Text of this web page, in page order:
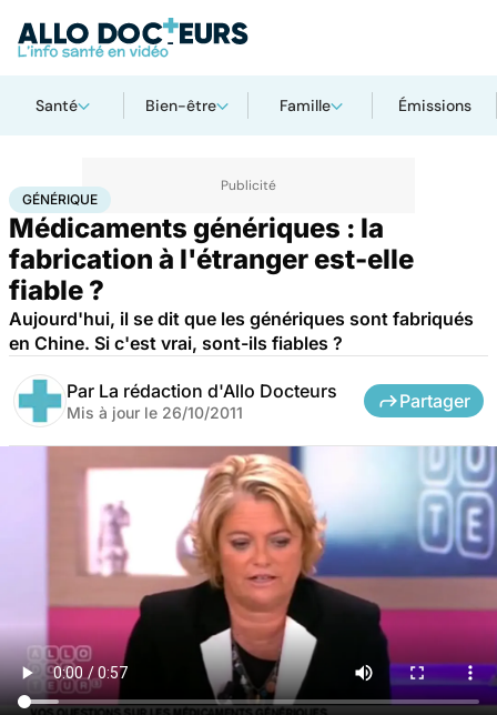
Santé Bien-être Famille Émissions
AccueilSanté Société Générique
GÉNÉRIQUE
Médicaments génériques : la
fabrication à l'étranger est-elle
fiable ?
Aujourd'hui, il se dit que les génériques sont fabriqués
en Chine. Si c'est vrai, sont-ils fiables ?
Par La rédaction d'Allo Docteurs
Mis à jour le 26/10/2011
Partager